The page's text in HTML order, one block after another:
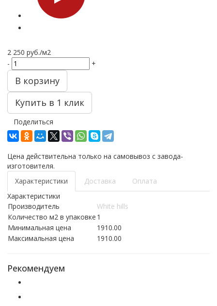
2 250 руб./м2
-
+
В корзину
Купить в 1 клик
Поделиться
Цена действительна только на самовывоз с завода-
изготовителя.
Характеристики
Доставка
Оплата
Характеристики
Производитель
White hills
Количество м2 в упаковке 1
Минимальная цена
1910.00
Максимальная цена
1910.00
Рекомендуем